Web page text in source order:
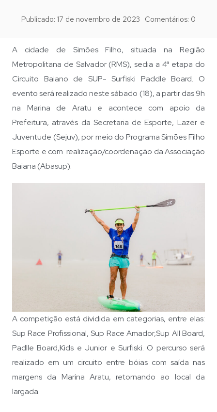
Publicado: 17 de novembro de 2023 Comentários: 0
A cidade de Simões Filho, situada na Região
Metropolitana de Salvador (RMS), sedia a 4ª etapa do
Circuito Baiano de SUP- Surfiski Paddle Board. O
evento será realizado neste sábado (18), a partir das 9h
na Marina de Aratu e acontece com apoio da
Prefeitura, através da Secretaria de Esporte, Lazer e
Juventude (Sejuv), por meio do Programa Simões Filho
Esporte e com realização/coordenação da Associação
Baiana (Abasup).
A competição está dividida em categorias, entre elas:
Sup Race Profissional, Sup Race Amador,Sup All Board,
Padlle Board,Kids e Junior e Surfiski. O percurso será
realizado em um circuito entre bóias com saída nas
margens da Marina Aratu, retornando ao local da
largada.